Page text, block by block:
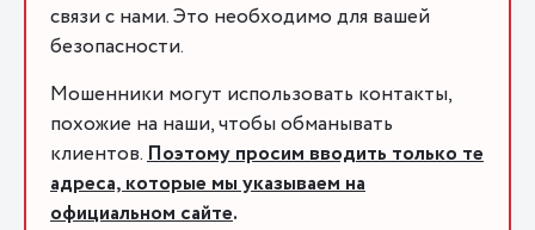
связи с нами. Это необходимо для вашей
безопасности.
Мошенники могут использовать контакты,
похожие на наши, чтобы обманывать
клиентов.Поэтому просим вводить только те
адреса, которые мы указываем на
официальном сайте.